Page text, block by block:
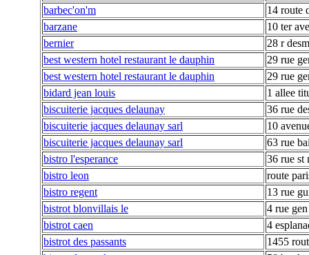
barbec'on'm
14 route
barzane
10 ter
bernier
28 r
best western hotel restaurant le dauphin
29 rue
best western hotel restaurant le dauphin
29 rue
bidard jean louis
1 allee
biscuiterie jacques delaunay
36 rue
biscuiterie jacques delaunay sarl
10
biscuiterie jacques delaunay sarl
63 rue
bistro l'esperance
36 rue st
bistro leon
route
bistro regent
13 rue
bistrot blonvillais le
4 rue
bistrot caen
4
bistrot des passants
1455